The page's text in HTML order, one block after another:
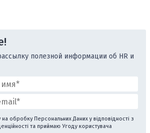
полезной информации об HR и
обробку Персональних Даних у відповідності з
та приймаю Угоду користувача